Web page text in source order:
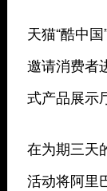
天猫“酷中
邀请消费者
式产品展示
在为期三天
活动将阿里